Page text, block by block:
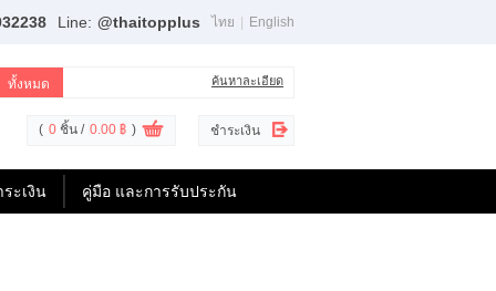
ไทย English
Line: @thaitopplus
ค้นหาละเอียด
( 0 ชิ้น / 0.00 ฿ ) ชำระเงิน
ะเงิน คู่มือ และการรับประกัน